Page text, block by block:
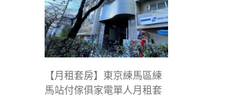
【月租套房】東京練馬區練
馬站付傢俱家電單人月租套